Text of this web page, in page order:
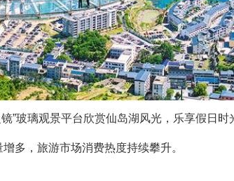
”玻璃观景平台欣赏仙岛湖风光，乐享假日时
多，旅游市场消费热度持续攀升。